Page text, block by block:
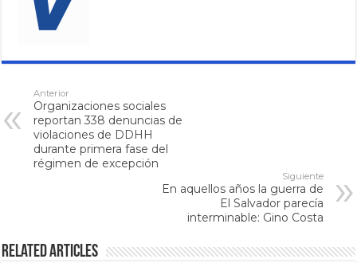
Anterior
Organizaciones sociales
reportan 338 denuncias de
violaciones de DDHH
durante primera fase del
régimen de excepción
Siguiente
En aquellos años la guerra de
El Salvador parecía
interminable: Gino Costa
Related Articles